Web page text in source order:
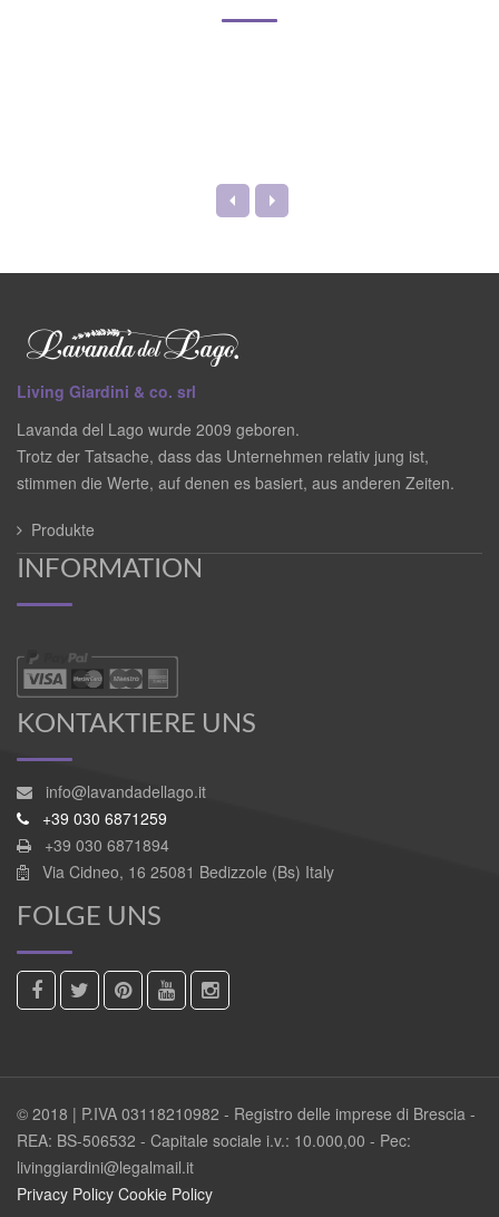
Living Giardini & co. srl
Lavanda del Lago wurde 2009 geboren.
Trotz der Tatsache, dass das Unternehmen relativ jung ist,
stimmen die Werte, auf denen es basiert, aus anderen Zeiten.
Produkte
INFORMATION
KONTAKTIERE UNS
info@lavandadellago.it
+39 030 6871259
+39 030 6871894
Via Cidneo, 16 25081 Bedizzole (Bs) Italy
FOLGE UNS
© 2018 | P.IVA 03118210982 - Registro delle imprese di Brescia -
REA: BS-506532 - Capitale sociale i.v.: 10.000,00 - Pec:
livinggiardini@legalmail.it
Privacy Policy Cookie Policy